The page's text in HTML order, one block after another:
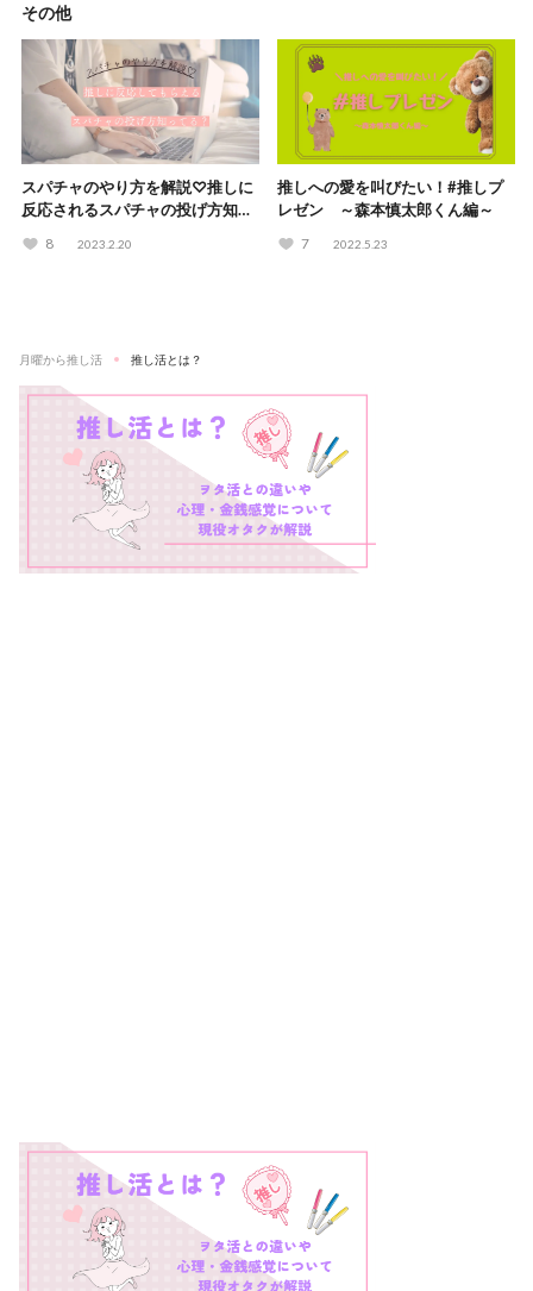
その他
スパチャのやり方を解説♡推しに
反応されるスパチャの投げ方知っ
8 2023.2.20
推しへの愛を叫びたい！#推しプ
レゼン ～森本慎太郎くん編～
7 2022.5.23
月曜から推し活 推し活とは？